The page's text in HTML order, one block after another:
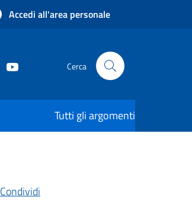
Accedi all'area personale
Cerca
Tutti gli argomenti
Condividi